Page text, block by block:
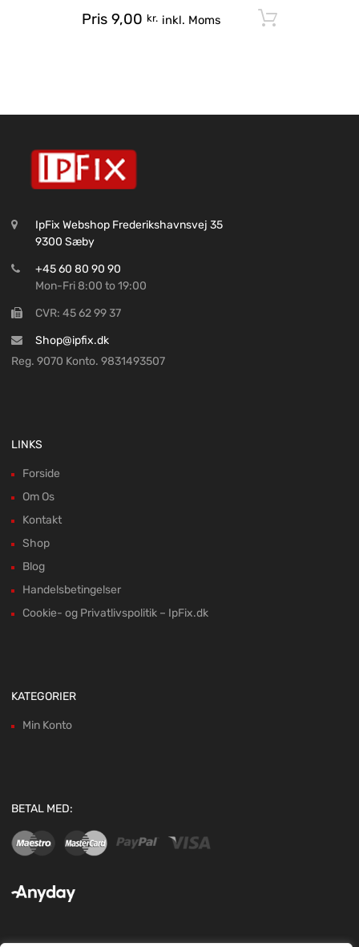
Pris 9,00 kr. inkl. Moms
IpFix Webshop Frederikshavnsvej 35
9300 Sæby
+45 60 80 90 90
Mon-Fri 8:00 to 19:00
CVR: 45 62 99 37
Shop@ipfix.dk
Reg. 9070 Konto. 9831493507
LINKS
Forside
Om Os
Kontakt
Shop
Blog
Handelsbetingelser
Cookie- og Privatlivspolitik – IpFix.dk
KATEGORIER
Min Konto
BETAL MED: